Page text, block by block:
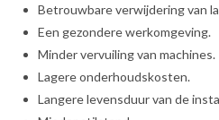
Betrouwbare verwijdering van
Een gezondere werkomgeving.
Minder vervuiling van machines.
Lagere onderhoudskosten.
Langere levensduur van de